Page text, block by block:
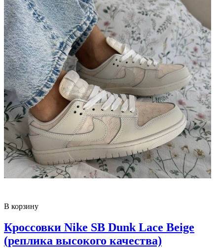
В корзину
Кроссовки Nike SB Dunk Lace Beige
(реплика высокого качества)